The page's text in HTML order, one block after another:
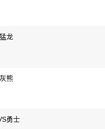
龙
熊
勇士